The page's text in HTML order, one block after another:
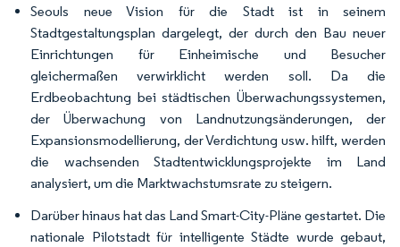
Seouls neue Vision für die Stadt ist in seinem
Stadtgestaltungsplan dargelegt, der durch den Bau neuer
Einrichtungen für Einheimische und Besucher
gleichermaßen verwirklicht werden soll. Da die
Erdbeobachtung bei städtischen Überwachungssystemen,
der Überwachung von Landnutzungsänderungen, der
Expansionsmodellierung, der Verdichtung usw. hilft, werden
die wachsenden Stadtentwicklungsprojekte im Land
analysiert, um die Marktwachstumsrate zu steigern.
Darüber hinaus hat das Land Smart-City-Pläne gestartet. Die
nationale Pilotstadt für intelligente Städte wurde gebaut,